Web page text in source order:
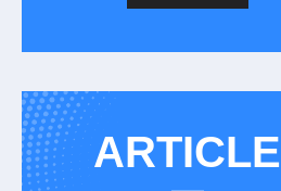
ARTICLE